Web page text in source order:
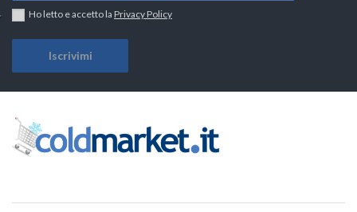
Ho letto e accetto la Privacy Policy